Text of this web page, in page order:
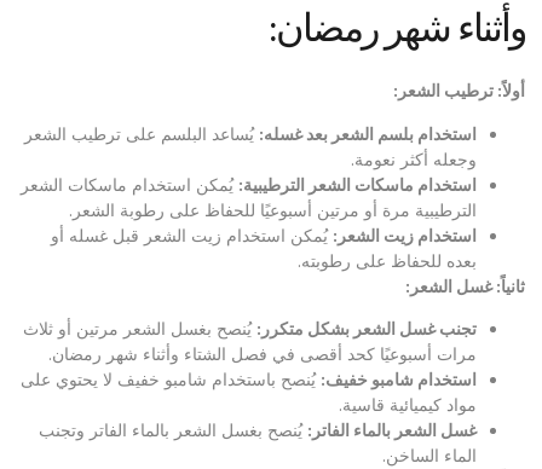
وأثناء شهر رمضان:
أولاً: ترطيب الشعر :
استخدام بلسم الشعر بعد غسله: يُساعد البلسم على ترطيب الشعر
وجعله أكثر نعومة.
استخدام ماسكات الشعر الترطيبية: يُمكن استخدام ماسكات الشعر
الترطيبية مرة أو مرتين أسبوعيًا للحفاظ على رطوبة الشعر.
استخدام زيت الشعر : يُمكن استخدام زيت الشعر قبل غسله أو
بعده للحفاظ على رطوبته.
ثانياً: غسل الشعر :
تجنب غسل الشعر بشكل متكرر : يُنصح بغسل الشعر مرتين أو ثلاث
مرات أسبوعيًا كحد أقصى في فصل الشتاء وأثناء شهر رمضان.
استخدام شامبو خفيف: يُنصح باستخدام شامبو خفيف لا يحتوي على
مواد كيميائية قاسية.
غسل الشعر بالماء الفاتر : يُنصح بغسل الشعر بالماء الفاتر وتجنب
الماء الساخن.